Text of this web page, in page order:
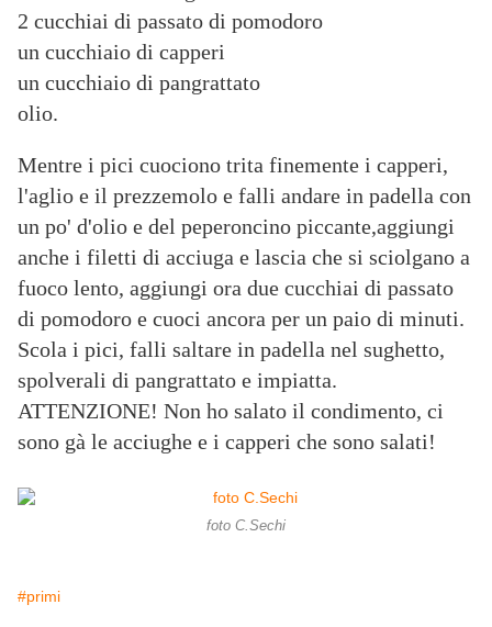
2 cucchiai di passato di pomodoro
un cucchiaio di capperi
un cucchiaio di pangrattato
olio.
Mentre i pici cuociono trita finemente i capperi,
l'aglio e il prezzemolo e falli andare in padella con
un po' d'olio e del peperoncino piccante,aggiungi
anche i filetti di acciuga e lascia che si sciolgano a
fuoco lento, aggiungi ora due cucchiai di passato
di pomodoro e cuoci ancora per un paio di minuti.
Scola i pici, falli saltare in padella nel sughetto,
spolverali di pangrattato e impiatta.
ATTENZIONE! Non ho salato il condimento, ci
sono gà le acciughe e i capperi che sono salati!
foto C.Sechi
#primi